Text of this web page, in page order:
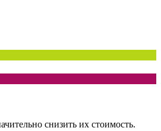
снизить их стоимость.